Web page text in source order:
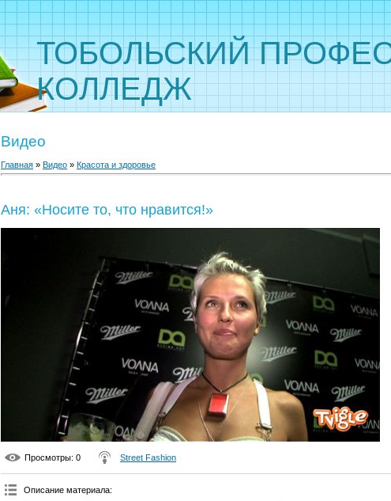
ТОБОЛЬСКИЙ
КОЛЛЕДЖ
Видео
Главная » Видео » Красота и здоровье
Аня: «Носите то, что нравится!»
Просмотры: 0 Street Fashion
Описание материала: